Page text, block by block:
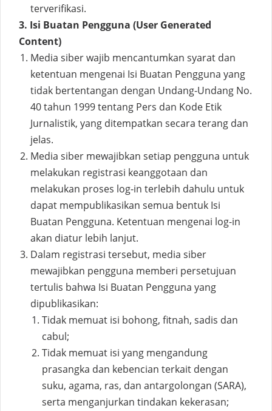
terverifikasi.
3. Isi Buatan Pengguna (User Generated
Content)
Media siber wajib mencantumkan syarat dan
ketentuan mengenai Isi Buatan Pengguna yang
tidak bertentangan dengan Undang-Undang No.
40 tahun 1999 tentang Pers dan Kode Etik
Jurnalistik, yang ditempatkan secara terang dan
jelas.
Media siber mewajibkan setiap pengguna untuk
melakukan registrasi keanggotaan dan
melakukan proses log-in terlebih dahulu untuk
dapat mempublikasikan semua bentuk Isi
Buatan Pengguna. Ketentuan mengenai log-in
akan diatur lebih lanjut.
Dalam registrasi tersebut, media siber
mewajibkan pengguna memberi persetujuan
tertulis bahwa Isi Buatan Pengguna yang
dipublikasikan:
Tidak memuat isi bohong, fitnah, sadis dan
cabul;
Tidak memuat isi yang mengandung
prasangka dan kebencian terkait dengan
suku, agama, ras, dan antargolongan (SARA),
serta menganjurkan tindakan kekerasan;